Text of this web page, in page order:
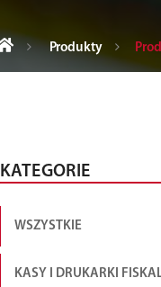
Produkty
KATEGORIE
WSZYSTKIE
KASY I DRUKARKI